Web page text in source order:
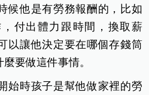
候他是有勞務報酬的，比如
付出體力跟時間，換取薪
以讓他決定要在哪個存錢筒
要做這件事情。
始時孩子是幫他做家裡的勞